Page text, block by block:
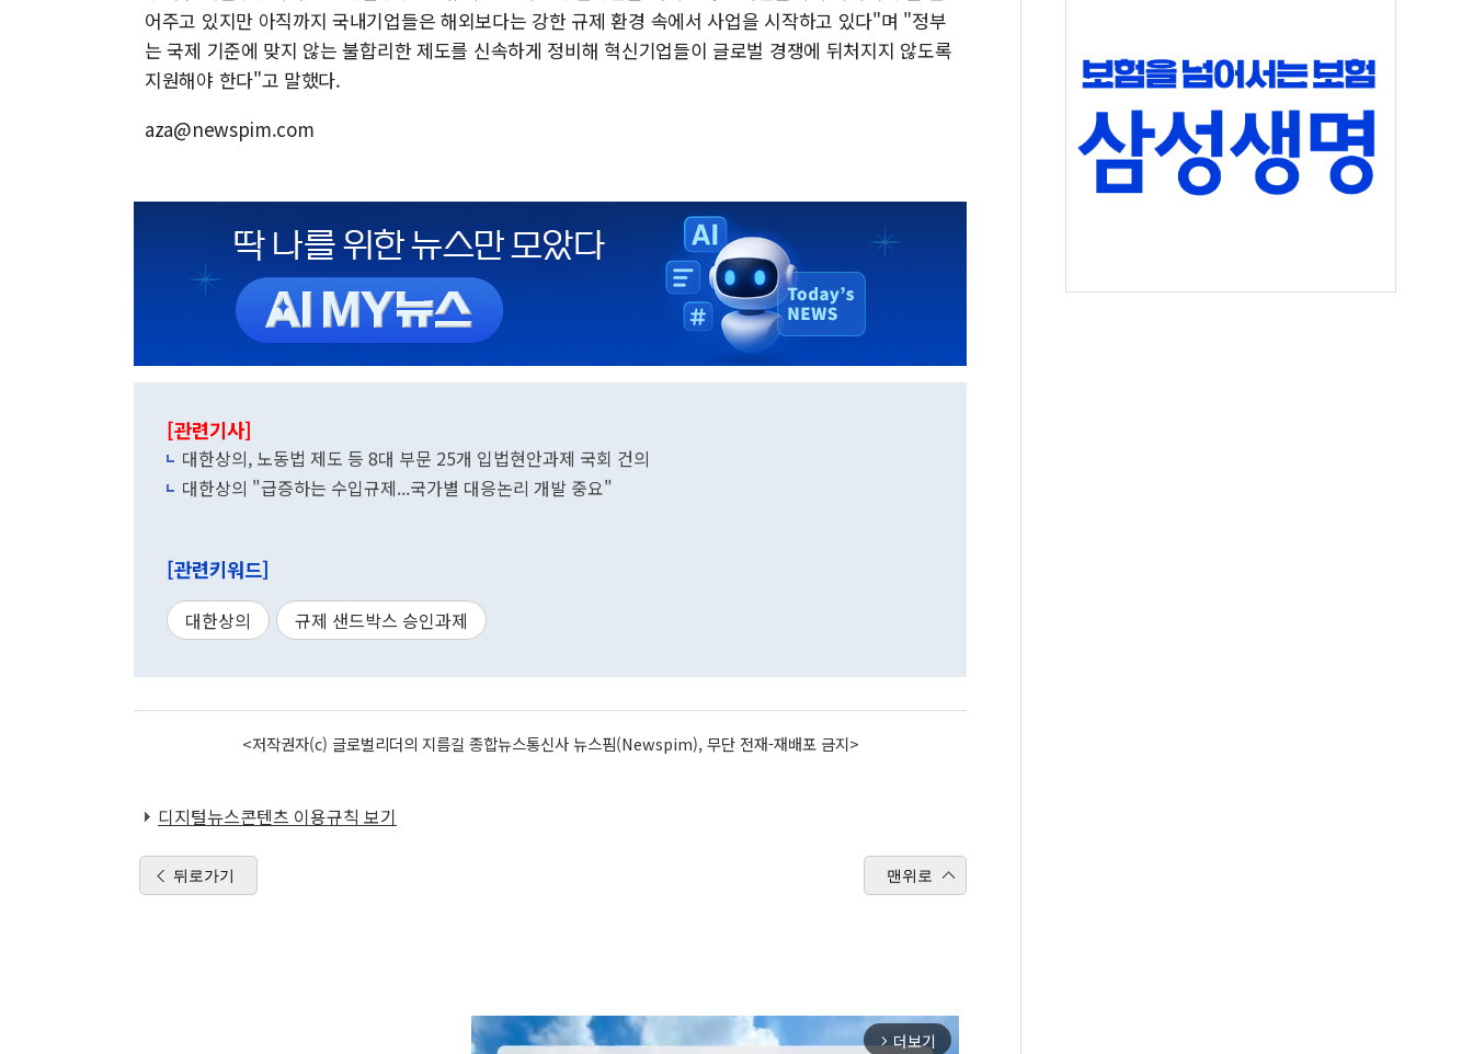
어주고 있지만 아직까지 국내기업들은 해외보다는 강한 규제 환경 속에서 사업을 시작하고 있다"며 "정부
는 국제 기준에 맞지 않는 불합리한 제도를 신속하게 정비해 혁신기업들이 글로벌 경쟁에 뒤처지지 않도록
지원해야 한다"고 말했다.
aza@newspim.com
[관련기사]
대한상의, 노동법 제도 등 8대 부문 25개 입법현안과제 국회 건의
대한상의 "급증하는 수입규제...국가별 대응논리 개발 중요"
[관련키워드]
대한상의 규제 샌드박스 승인과제
<저작권자(c) 글로벌리더의 지름길 종합뉴스통신사 뉴스핌(Newspim), 무단 전재-재배포 금지>
디지털뉴스콘텐츠 이용규칙 보기
뒤로가기 맨위로
arrow_forward_ios 더보기